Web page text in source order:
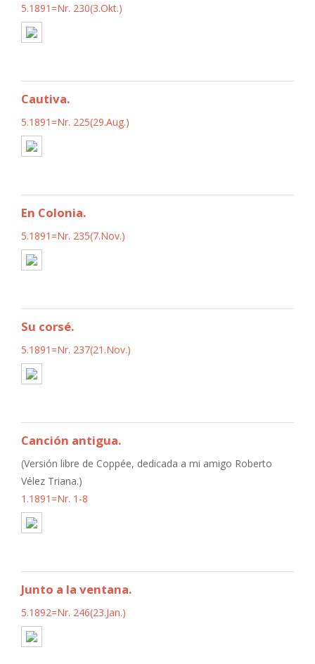
5.1891=Nr. 230(3.Okt.)
Cautiva.
5.1891=Nr. 225(29.Aug.)
En Colonia.
5.1891=Nr. 235(7.Nov.)
Su corsé.
5.1891=Nr. 237(21.Nov.)
Canción antigua.
(Versión libre de Coppée, dedicada a mi amigo Roberto
Vélez Triana.)
1.1891=Nr. 1-8
Junto a la ventana.
5.1892=Nr. 246(23.Jan.)